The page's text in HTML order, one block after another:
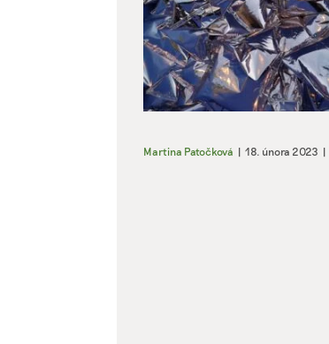
Martina Patočková | 18. února 2023 |